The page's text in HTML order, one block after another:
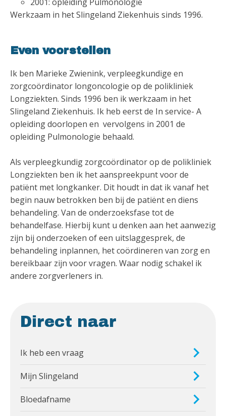
Werkzaam in het Slingeland Ziekenhuis sinds 1996.
Even voorstellen
Ik ben Marieke Zwienink, verpleegkundige en
zorgcoördinator longoncologie op de polikliniek
Longziekten. Sinds 1996 ben ik werkzaam in het
Slingeland Ziekenhuis. Ik heb eerst de In service- A
opleiding doorlopen en vervolgens in 2001 de
opleiding Pulmonologie behaald.
Als verpleegkundig zorgcoördinator op de polikliniek
Longziekten ben ik het aanspreekpunt voor de
patiënt met longkanker. Dit houdt in dat ik vanaf het
begin nauw betrokken ben bij de patiënt en diens
behandeling. Van de onderzoeksfase tot de
behandelfase. Hierbij kunt u denken aan het aanwezig
zijn bij onderzoeken of een uitslaggesprek, de
behandeling inplannen, het coördineren van zorg en
bereikbaar zijn voor vragen. Waar nodig schakel ik
andere zorgverleners in.
Direct naar
Ik heb een vraag
Mijn Slingeland
Bloedafname